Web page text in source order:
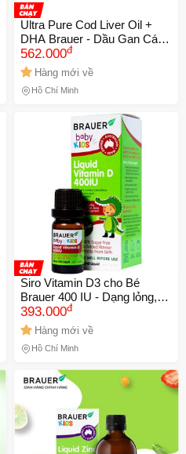
Ultra Pure Cod Liver Oil +
DHA Brauer - Dầu Gan Cá
Tinh Khiết Với DHA - Bổ
Sung DHA Từ 1 Tuổi, 90 Viên
Nang
562.000đ
Hàng mới về
Hồ Chí Minh
Siro Vitamin D3 cho Bé
Brauer 400 IU - Dạng lỏng,
Hỗ trợ Tăng cường Hệ Miễn
dịch và Hấp thu Canxi, 10ml
393.000đ
Hàng mới về
Hồ Chí Minh